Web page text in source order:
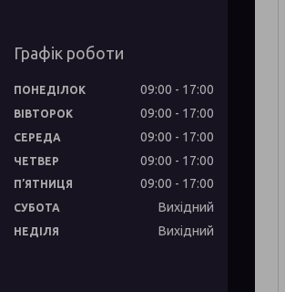
Графік роботи
ПОНЕДІЛОК 09:00 17:00
ВІВТОРОК 09:00 17:00
СЕРЕДА 09:00 17:00
ЧЕТВЕР 09:00 17:00
ПʼЯТНИЦЯ 09:00 17:00
СУБОТА Вихідний
НЕДІЛЯ Вихідний